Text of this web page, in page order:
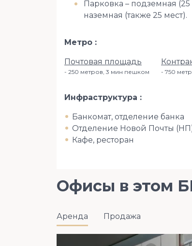
Парковка – подземная
наземная (также 25 мест).
Метро
Почтовая площадь
250 метров, 3 мин пешком 750
Инфраструктура
Банкомат, отделение банка
Отделение Новой Почты
Кафе, ресторан
Офисы в этом
Аренда Продажа